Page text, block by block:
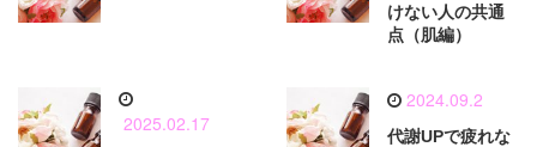
けない人の共通
点（肌編）
2025.02.17
2024.09.2
代謝UPで疲れな